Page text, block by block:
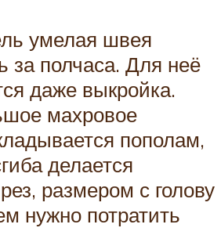
умелая швея
за полчаса. Для неё
даже выкройка.
махровое
пополам,
делается
размером с голову
нужно потратить